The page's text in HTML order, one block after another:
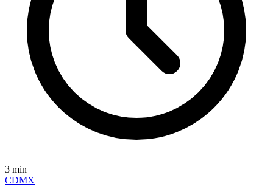
3 min
CDMX